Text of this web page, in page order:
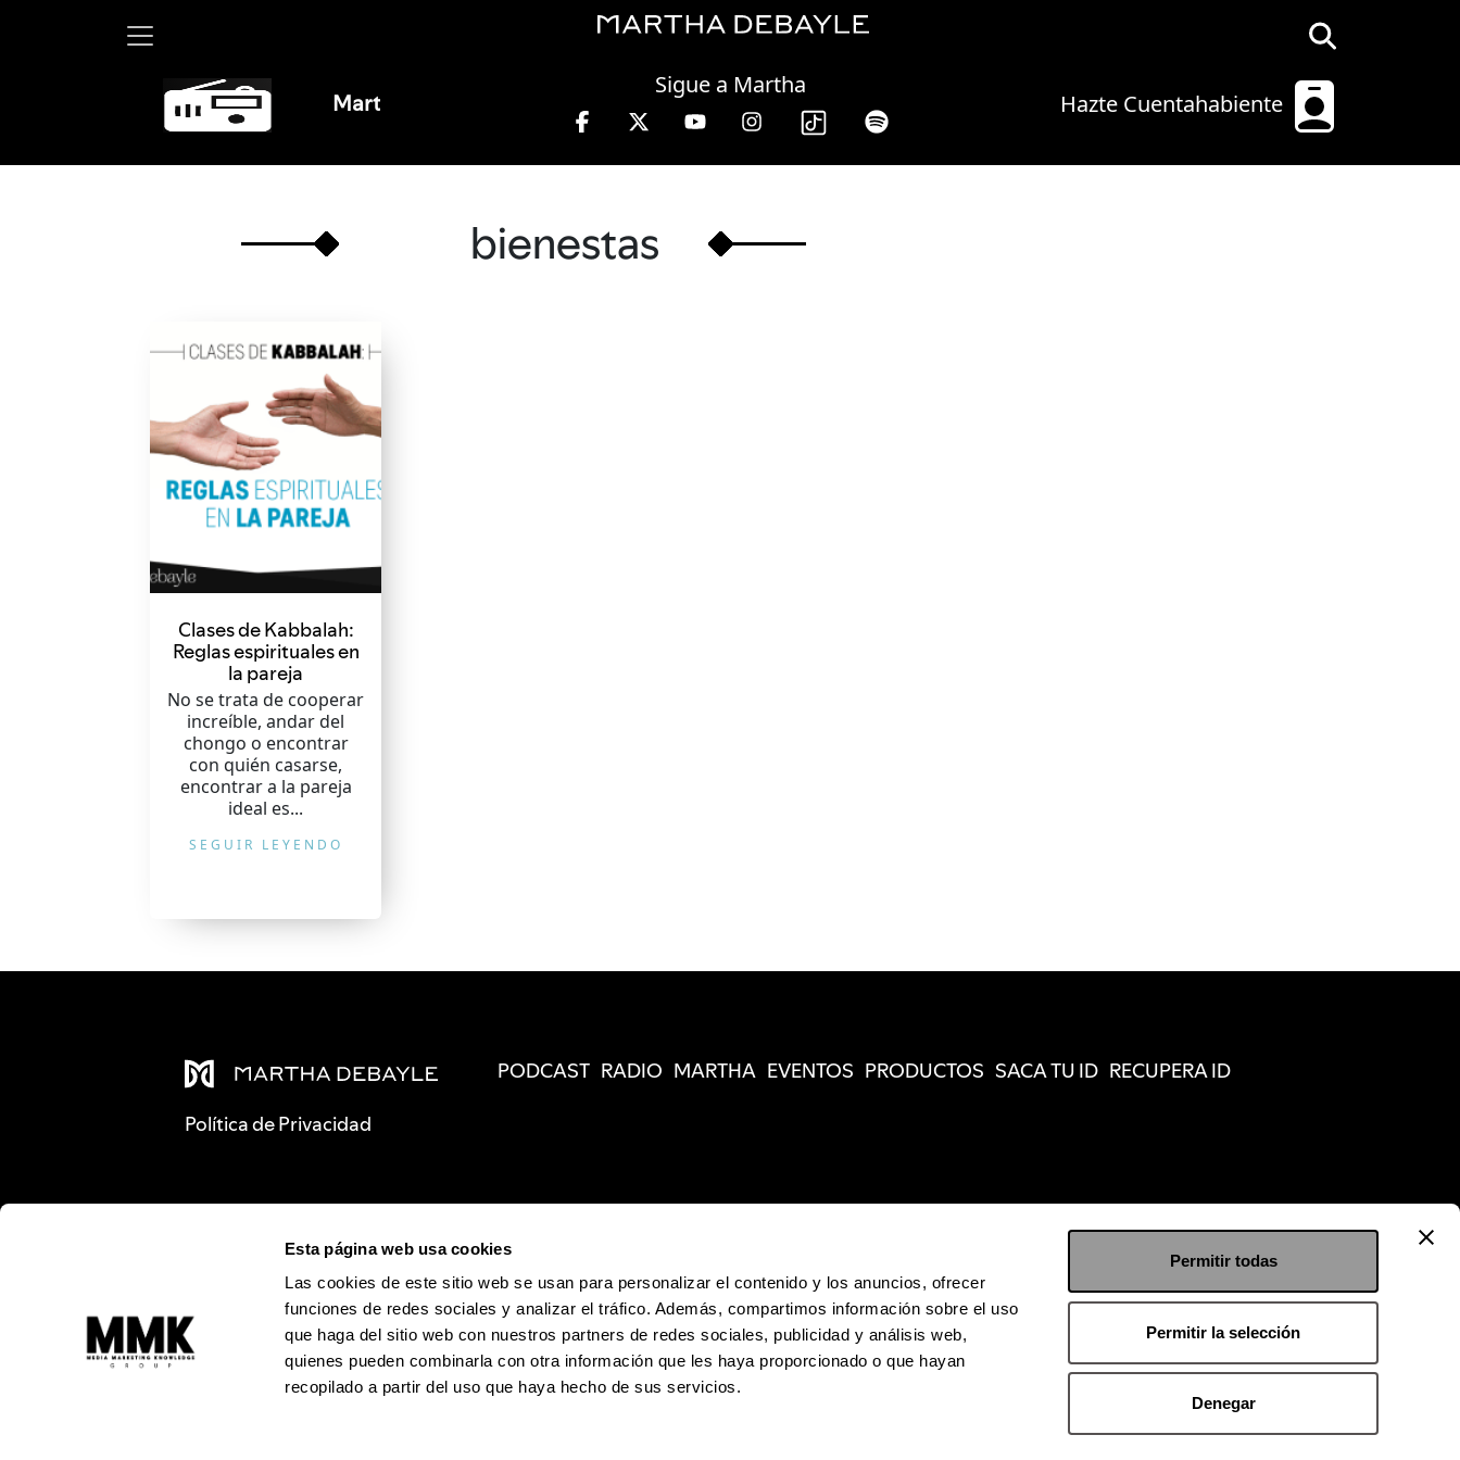
Esta página web usa cookies
Las cookies de este sitio web se usan para personalizar el contenido y los anuncios, ofrecer
funciones de redes sociales y analizar el tráfico. Además, compartimos información sobre el uso
que haga del sitio web con nuestros partners de redes sociales, publicidad y análisis web,
quienes pueden combinarla con otra información que les haya proporcionado o que hayan
recopilado a partir del uso que haya hecho de sus servicios.
Permitir todas
Permitir la selección
Denegar
Hazte Cuentahabiente
Sigue a Martha
Martha Debayle en W, lunes a viernes de 10 a 13 hrs.
bienestas
Clases de Kabbalah:
Reglas espirituales en
la pareja
No se trata de cooperar
increíble, andar del
chongo o encontrar
con quién casarse,
encontrar a la pareja
ideal es...
SEGUIR LEYENDO
Política de Privacidad
PODCAST RADIO MARTHA EVENTOS PRODUCTOS SACA TU ID RECUPERA ID